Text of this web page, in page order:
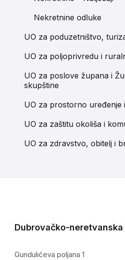
Nekretnine odluke
UO za poduzetništvo,
UO za poljoprivredu i
UO za poslove župana i
skupštine
UO za prostorno uređenje
UO za zaštitu okoliša i
UO za zdravstvo, obitelj i
Dubrovačko-neretvanska
Gundulićeva poljana 1